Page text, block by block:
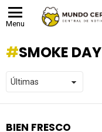
Menu
SMOKE DAY
BIEN FRESCO